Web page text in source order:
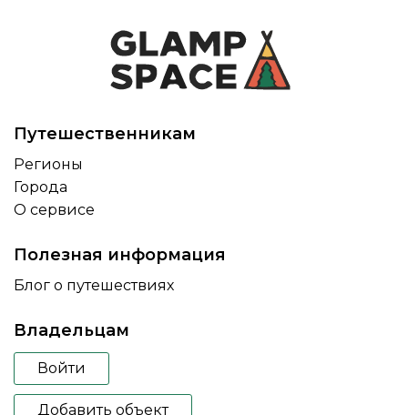
Путешественникам
Регионы
Города
О сервисе
Полезная информация
Блог о путешествиях
Владельцам
Войти
Добавить объект